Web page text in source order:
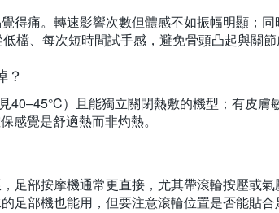
得痛。轉速影響次數但體感不如振幅明顯；同
、每次短時間試手感，避免骨頭凸起與關節
？
40–45°C）且能獨立關閉熱敷的機型；有皮膚
感覺是舒適熱而非灼熱。
足部按摩機通常更直接，尤其帶滾輪按壓或氣
足部機也能用，但要注意滾輪位置是否能貼合